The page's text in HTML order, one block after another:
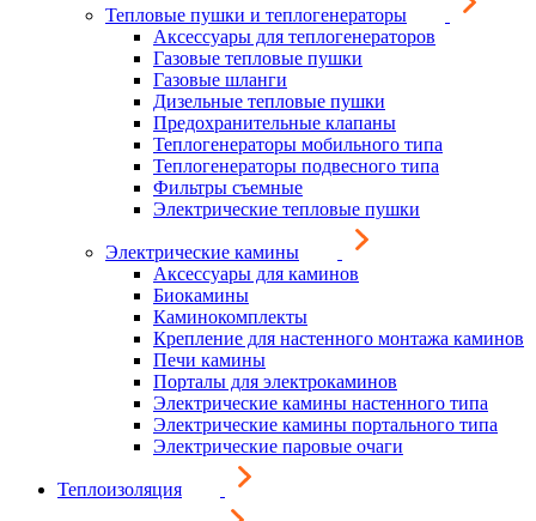
Тепловые пушки и теплогенераторы
Аксессуары для теплогенераторов
Газовые тепловые пушки
Газовые шланги
Дизельные тепловые пушки
Предохранительные клапаны
Теплогенераторы мобильного типа
Теплогенераторы подвесного типа
Фильтры съемные
Электрические тепловые пушки
Электрические камины
Аксессуары для каминов
Биокамины
Каминокомплекты
Крепление для настенного монтажа каминов
Печи камины
Порталы для электрокаминов
Электрические камины настенного типа
Электрические камины портального типа
Электрические паровые очаги
Теплоизоляция